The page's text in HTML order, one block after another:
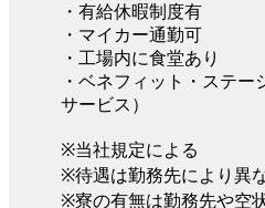
・有給休暇制度有
・マイカー通勤可
・工場内に食堂あり
・ベネフィット・ステ
サービス）
※当社規定による
※待遇は勤務先により異
※寮の有無は勤務先や空